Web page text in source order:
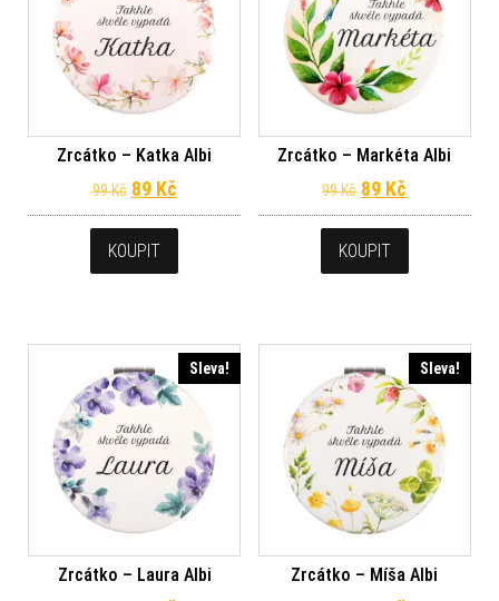
Zrcátko – Katka Albi
99Kč Původní cena byla: 99 Kč.
89 KčAktuální cena je: 89 Kč.
KOUPIT
Zrcátko – Markéta Albi
99Kč Původní cena
89 Kč
KOUPIT
Sleva!
Zrcátko – Laura Albi
Sleva!
Zrcátko – Míša Albi